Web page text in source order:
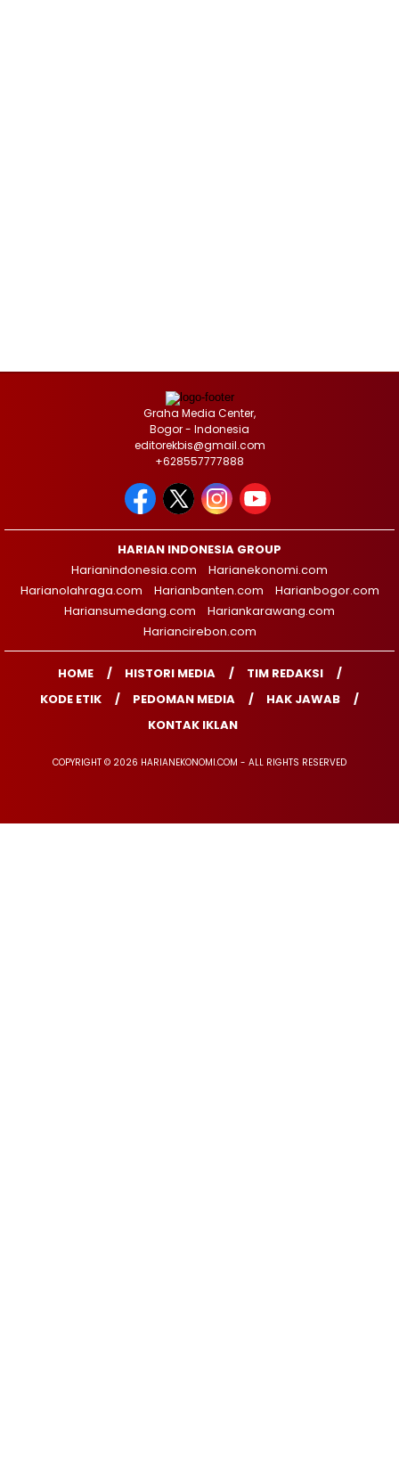
Graha Media Center,
Bogor - Indonesia
editorekbis@gmail.com
+628557777888
HARIAN INDONESIA GROUP
Harianindonesia.com
Harianekonomi.com
Harianolahraga.com
Harianbanten.com
Harianbogor.com
Hariansumedang.com
Hariankarawang.com
Hariancirebon.com
HOME HISTORI MEDIA
TIM REDAKSI
KODE ETIK
PEDOMAN MEDIA
HAK JAWAB
KONTAK IKLAN
COPYRIGHT © 2026 HARIANEKONOMI.COM - ALL RIGHTS RESERVED